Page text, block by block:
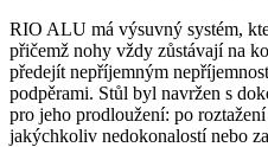
RIO ALU má výsuvný systém,
přičemž nohy vždy zůstávají na
předejít nepříjemným
podpěrami. Stůl byl navržen s
pro jeho prodloužení: po
jakýchkoliv nedokonalostí nebo